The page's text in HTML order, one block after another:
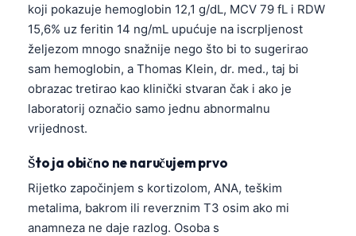
koji pokazuje hemoglobin 12,1 g/dL, MCV 79 fL i RDW
15,6% uz feritin 14 ng/mL upućuje na iscrpljenost
željezom mnogo snažnije nego što bi to sugerirao
sam hemoglobin, a Thomas Klein, dr. med., taj bi
obrazac tretirao kao klinički stvaran čak i ako je
laboratorij označio samo jednu abnormalnu
vrijednost.
Što ja obično ne naručujem prvo
Rijetko započinjem s kortizolom, ANA, teškim
metalima, bakrom ili reverznim T3 osim ako mi
anamneza ne daje razlog. Osoba s